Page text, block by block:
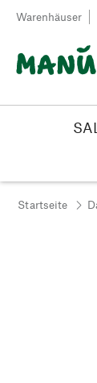
Zum Inhalt
Warenhäuser
Startseite